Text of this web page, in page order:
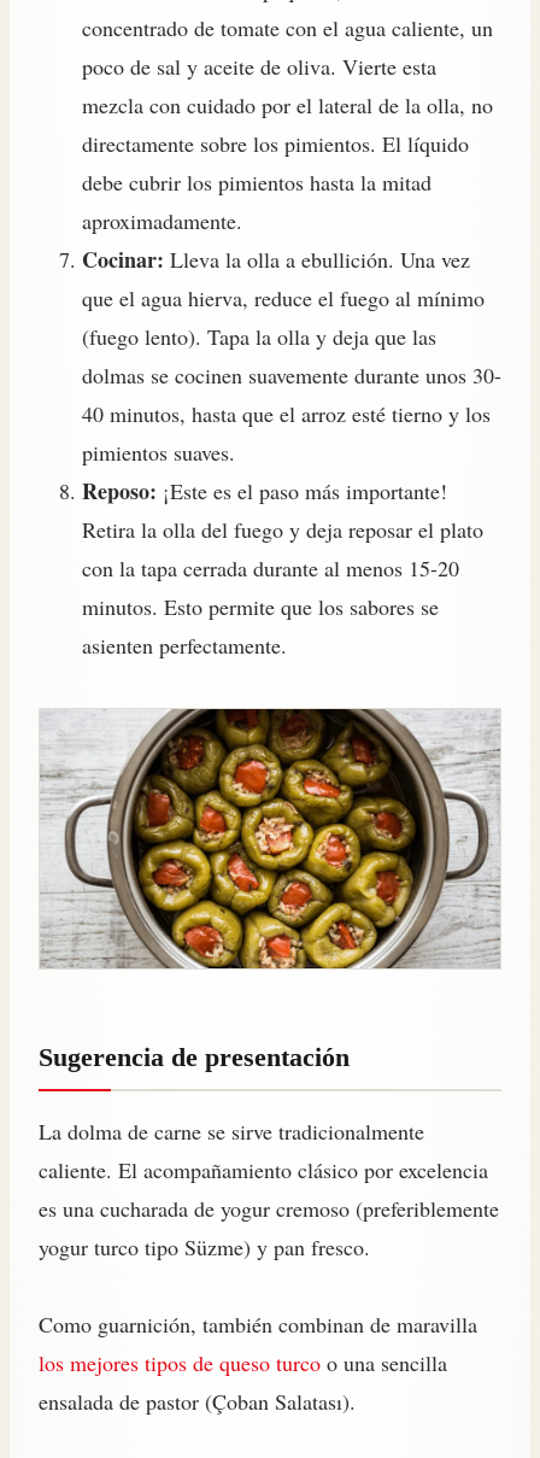
concentrado de tomate con el agua caliente, un
poco de sal y aceite de oliva. Vierte esta
mezcla con cuidado por el lateral de la olla, no
directamente sobre los pimientos. El líquido
debe cubrir los pimientos hasta la mitad
aproximadamente.
Cocinar: Lleva la olla a ebullición. Una vez
que el agua hierva, reduce el fuego al mínimo
(fuego lento). Tapa la olla y deja que las
dolmas se cocinen suavemente durante unos 30-
40 minutos, hasta que el arroz esté tierno y los
pimientos suaves.
Reposo: ¡Este es el paso más importante!
Retira la olla del fuego y deja reposar el plato
con la tapa cerrada durante al menos 15-20
minutos. Esto permite que los sabores se
asienten perfectamente.
Sugerencia de presentación
La dolma de carne se sirve tradicionalmente
caliente. El acompañamiento clásico por excelencia
es una cucharada de yogur cremoso (preferiblemente
yogur turco tipo Süzme) y pan fresco.
Como guarnición, también combinan de maravilla
los mejores tipos de queso turco o una sencilla
ensalada de pastor (Çoban Salatası).